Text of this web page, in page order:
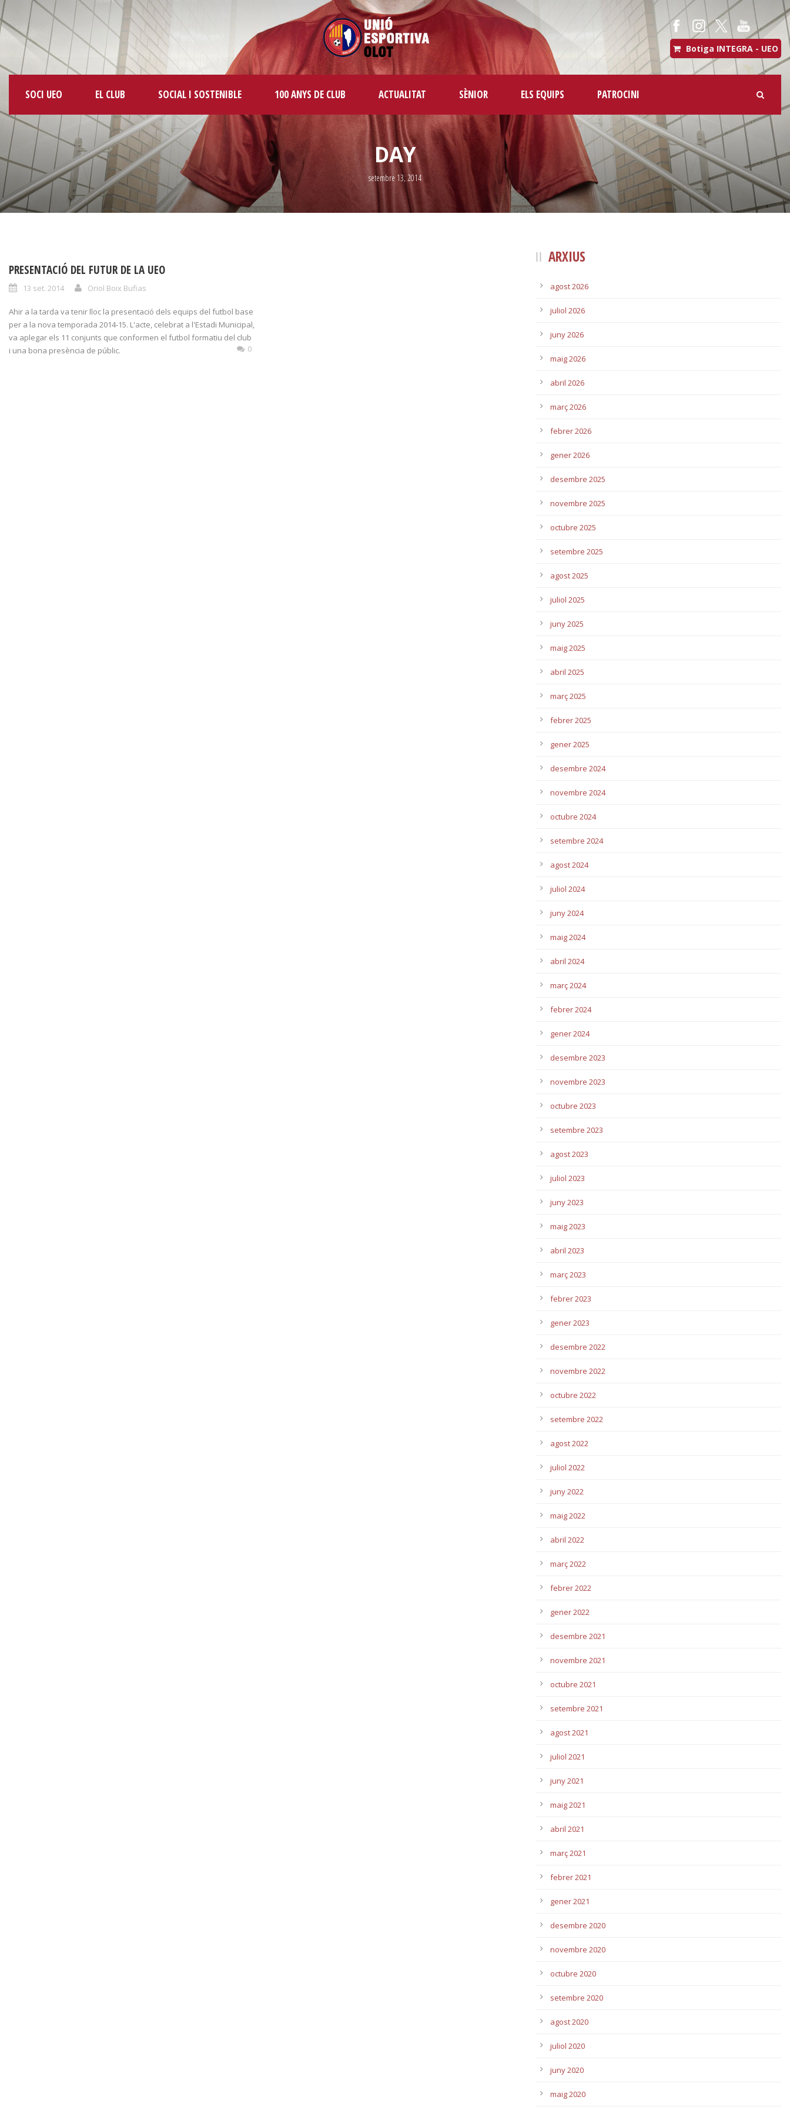
Botiga INTEGRA - UEO
SOCI UEO EL CLUB SOCIAL I SOSTENIBLE 100 ANYS DE CLUB ACTUALITAT SÈNIOR ELS EQUIPS PATROCINI
DAY
setembre 13, 2014
PRESENTACIÓ DEL FUTUR DE LA UEO
13 set. 2014 Oriol Boix Bufias
Ahir a la tarda va tenir lloc la presentació dels equips del futbol base
per a la nova temporada 2014-15. L'acte, celebrat a l'Estadi Municipal,
va aplegar els 11 conjunts que conformen el futbol formatiu del club
i una bona presència de públic.
0
ARXIUS
agost 2026
juliol 2026
juny 2026
maig 2026
abril 2026
març 2026
febrer 2026
gener 2026
desembre 2025
novembre 2025
octubre 2025
setembre 2025
agost 2025
juliol 2025
juny 2025
maig 2025
abril 2025
març 2025
febrer 2025
gener 2025
desembre 2024
novembre 2024
octubre 2024
setembre 2024
agost 2024
juliol 2024
juny 2024
maig 2024
abril 2024
març 2024
febrer 2024
gener 2024
desembre 2023
novembre 2023
octubre 2023
setembre 2023
agost 2023
juliol 2023
juny 2023
maig 2023
abril 2023
març 2023
febrer 2023
gener 2023
desembre 2022
novembre 2022
octubre 2022
setembre 2022
agost 2022
juliol 2022
juny 2022
maig 2022
abril 2022
març 2022
febrer 2022
gener 2022
desembre 2021
novembre 2021
octubre 2021
setembre 2021
agost 2021
juliol 2021
juny 2021
maig 2021
abril 2021
març 2021
febrer 2021
gener 2021
desembre 2020
novembre 2020
octubre 2020
setembre 2020
agost 2020
juliol 2020
juny 2020
maig 2020